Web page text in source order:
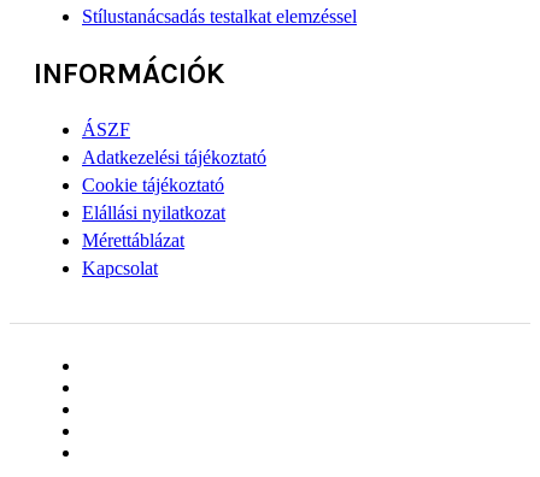
Stílustanácsadás testalkat elemzéssel
INFORMÁCIÓK
ÁSZF
Adatkezelési tájékoztató
Cookie tájékoztató
Elállási nyilatkozat
Mérettáblázat
Kapcsolat